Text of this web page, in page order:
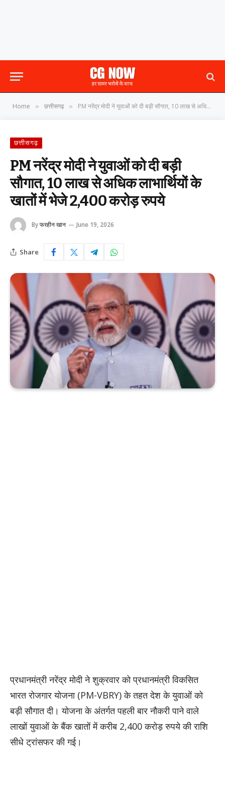
Home » छत्तीसगढ़ » PM नरेंद्र मोदी ने युवाओं को दी बड़ी सौगात, 10 लाख से अधिक लाभार्थियों के खातों में भेजे 2,400 करोड़ रुपये
छत्तीसगढ़
PM नरेंद्र मोदी ने युवाओं को दी बड़ी
सौगात, 10 लाख से अधिक लाभार्थियों के
खातों में भेजे 2,400 करोड़ रुपये
Byफरहीन खान June 19, 2026
Share
प्रधानमंत्रीनरेंद्र मोदीने शुक्रवार को प्रधानमंत्री विकसित
भारत रोजगार योजना (PM-VBRY) के तहत देश के युवाओं को
बड़ी सौगात दी। योजना के अंतर्गत पहली बार नौकरी पाने वाले
लाखों युवाओं के बैंक खातों में करीब 2,400 करोड़ रुपये की राशि
सीधे ट्रांसफर की गई।